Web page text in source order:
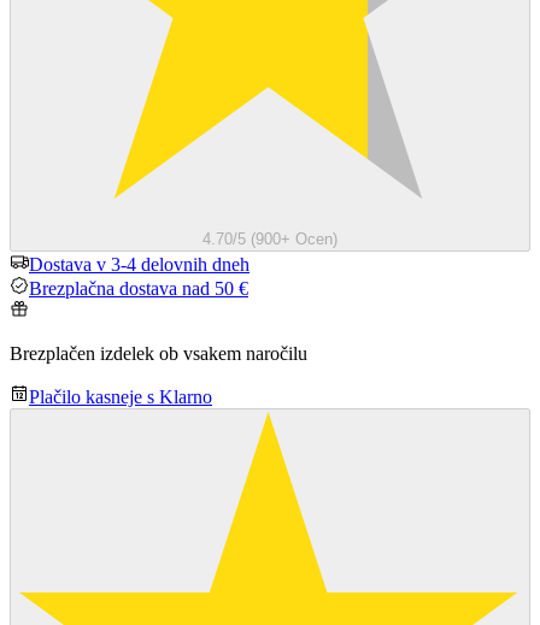
4.70/5 (900+ Ocen)
Dostava v 3-4 delovnih dneh
Brezplačna dostava nad 50 €
Brezplačen izdelek ob vsakem naročilu
Plačilo kasneje s Klarno